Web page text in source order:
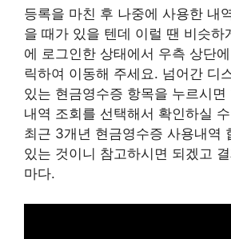
등록을 마친 후 나중에 사용한 내
을 때가 있을 텐데 이럴 땐 비슷하
에 로그인한 상태에서 우측 상단
릭하여 이동해 주세요. 넘어간 디
있는 현금영수증 항목을 누르시면
내역 조회를 선택해서 확인하실
최근 3개년 현금영수증 사용내역
있는 것이니 참고하시면 되겠고
마다.